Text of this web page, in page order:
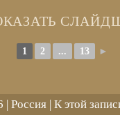
1 2 ... 13 ►
Россия| К этой